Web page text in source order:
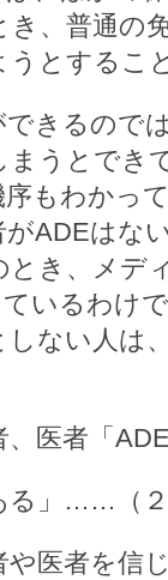
、普通の
とするこ
きるので
うとでき
もわかっ
ADEはな
き、メデ
いるわけ
ない人は
医者「
る」……（２
医者を信